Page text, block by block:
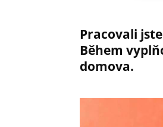
Pracovali
Během
domova.